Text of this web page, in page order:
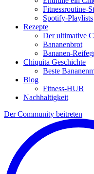
Fitnessroutine-
Spotify-Playlists
Rezepte
Der ultimative
Bananenbrot
Bananen-
Chiquita Geschichte
Beste
Blog
Fitness-HUB
Nachhaltigkeit
Der Community beitreten